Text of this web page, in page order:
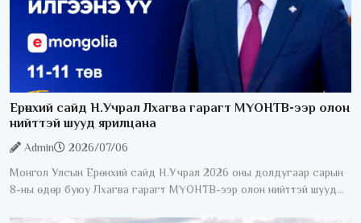
Ерөнхий сайд Н.Учрал Лхагва гарагт МҮОНТВ-ээр олон
нийттэй шууд ярилцана
Admin
2026/07/06
Монгол Улсын Ерөнхий сайд Н.Учрал 2026 оны долдугаар сарын
8-ны өдөр буюу Лхагва гарагт МҮОНТВ-ээр олон нийттэй шууд